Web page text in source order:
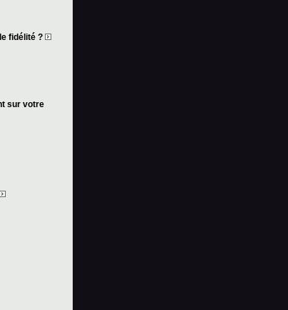
fidélité ?
sur votre